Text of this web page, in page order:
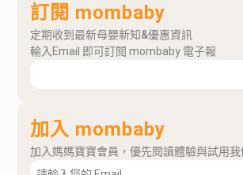
訂閱 mombaby
定期收到最新母嬰新知&優惠資訊
輸入Email 即可訂閱 mombaby 電子報
加入 mombaby
加入媽媽寶寶會員，優先閱讀體驗與試用我